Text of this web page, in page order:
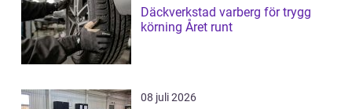
Däckverkstad varberg för trygg
körning Året runt
08 juli 2026